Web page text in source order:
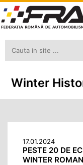
Winter
17.01.2024
PESTE 20 DE
WINTER